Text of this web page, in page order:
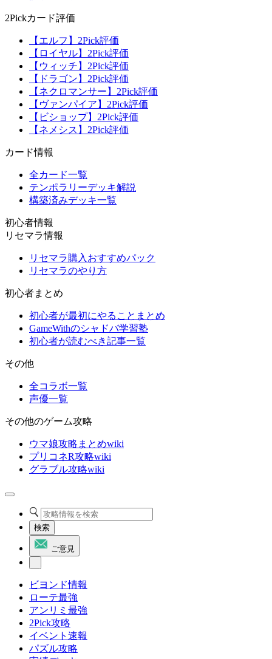
2Pickカード評価
【エルフ】2Pick評価
【ロイヤル】2Pick評価
【ウィッチ】2Pick評価
【ドラゴン】2Pick評価
【ネクロマンサー】2Pick評価
【ヴァンパイア】2Pick評価
【ビショップ】2Pick評価
【ネメシス】2Pick評価
カード情報
全カード一覧
テンポラリーデッキ解説
構築済みデッキ一覧
初心者情報
リセマラ情報
リセマラ購入おすすめパック
リセマラのやり方
初心者まとめ
初心者が最初にやることまとめ
GameWithのシャドバ学習塾
初心者が読むべき記事一覧
その他
全コラボ一覧
声優一覧
その他のゲーム攻略
ウマ娘攻略まとめwiki
プリコネR攻略wiki
グラブル攻略wiki
検索
ご意見
ビヨンド情報
ローテ最強
アンリミ最強
2Pick攻略
イベント速報
パズル攻略